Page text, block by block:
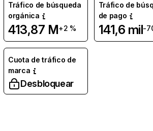
Tráfico de búsqueda
orgánica
413,87 M+2 %
Tráfico de
de pago
141,6 mil-
Cuota de tráfico de
marca
Desbloquear